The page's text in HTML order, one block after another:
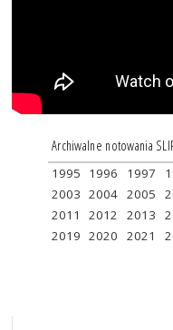
Archiwalne notowania
1995 1996 1997
2003 2004 2005
2011
2012 2013
2019 2020 2021